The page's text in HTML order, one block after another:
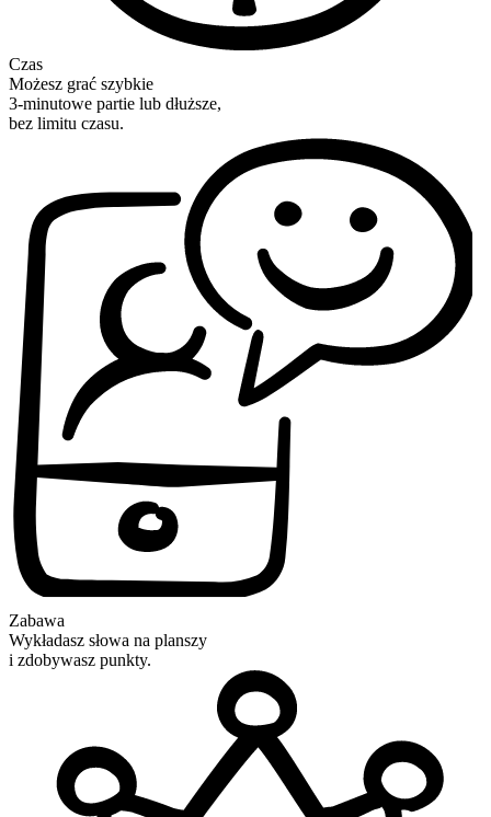
Czas
Możesz grać szybkie
3-minutowe partie lub dłuższe,
bez limitu czasu.
Zabawa
Wykładasz słowa na planszy
i zdobywasz punkty.